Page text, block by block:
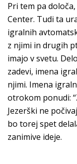
Pri tem pa
Center. Tudi ta
igralnih
z njimi in drugih
imajo v svetu.
zadevi, imena
njimi. Imena
otrokom ponudi:
Jezerški ne
bo torej spet
zanimive ideje.